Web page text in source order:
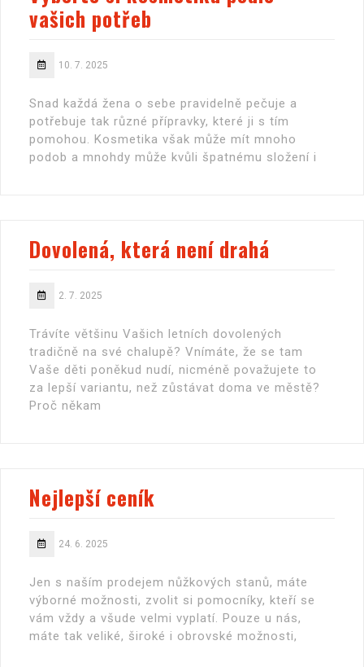
vašich potřeb
10. 7. 2025
Snad každá žena o sebe pravidelně pečuje a
potřebuje tak různé přípravky, které ji s tím
pomohou. Kosmetika však může mít mnoho
podob a mnohdy může kvůli špatnému složení i
Dovolená, která není drahá
2. 7. 2025
Trávíte většinu Vašich letních dovolených
tradičně na své chalupě? Vnímáte, že se tam
Vaše děti poněkud nudí, nicméně považujete to
za lepší variantu, než zůstávat doma ve městě?
Proč někam
Nejlepší ceník
24. 6. 2025
Jen s naším prodejem nůžkových stanů, máte
výborné možnosti, zvolit si pomocníky, kteří se
vám vždy a všude velmi vyplatí. Pouze u nás,
máte tak veliké, široké i obrovské možnosti,